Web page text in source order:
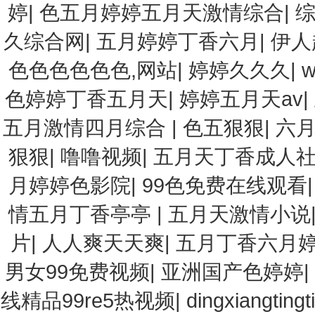
婷| 色五月婷婷五月天激情综合|
久综合网| 五月婷婷丁香六月 | 伊
色色色色色色,网站| 婷婷久久久 |
色婷婷丁香五月天| 婷婷五月天av|
五月激情四月综合 |色五狠狠| 六
狠狠| 噜噜视频| 五月天丁香成人
月婷婷色影院| 99色免费在线观看
情五月丁香亭亭 | 五月天激情小说
片| 人人爽天天爽| 五月丁香六月
男女99免费视频| 亚洲国产色婷婷|
线精品99re5热视频|